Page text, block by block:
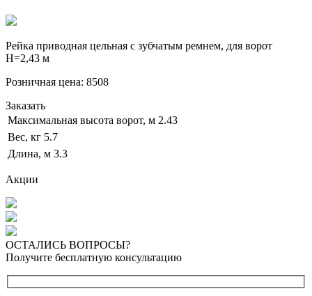
Рейка приводная цельная с зубчатым ремнем, для ворот
Н=2,43 м
Розничная цена: 8508
Заказать
Максимальная высота ворот, м 2.43
Вес, кг 5.7
Длина, м 3.3
Акции
ОСТАЛИСЬ ВОПРОСЫ?
Получите бесплатную консультацию